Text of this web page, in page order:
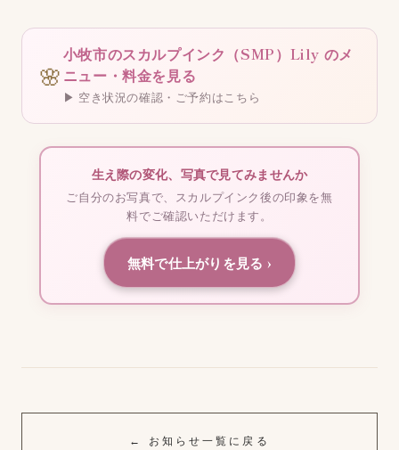
🌸
小牧市のスカルプインク（SMP）Lily のメ
ニュー・料金を見る
▶ 空き状況の確認・ご予約はこちら
生え際の変化、写真で見てみませんか
ご自分のお写真で、スカルプインク後の印象を無
料でご確認いただけます。
無料で仕上がりを見る ›
← お知らせ一覧に戻る